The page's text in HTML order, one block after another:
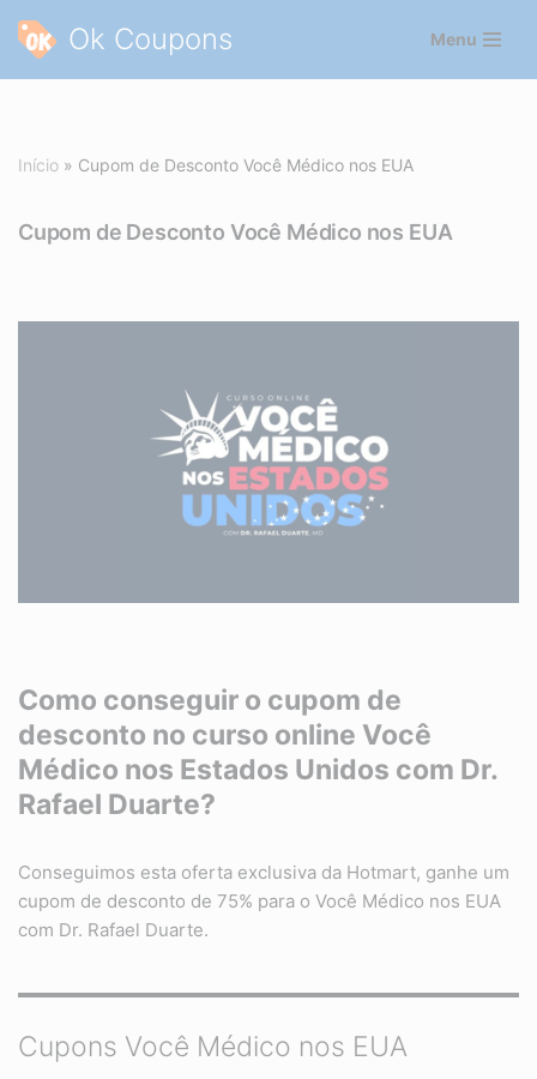
Pular
Ok Coupons Menu
Início » Cupom de Desconto Você Médico nos EUA
Cupom de Desconto Você Médico nos EUA
Como conseguir o cupom de
desconto no curso online Você
Médico nos Estados Unidos com Dr.
Rafael Duarte?
Conseguimos esta oferta exclusiva da Hotmart, ganhe um
cupom de desconto de 75% para o Você Médico nos EUA
com Dr. Rafael Duarte.
Cupons Você Médico nos EUA